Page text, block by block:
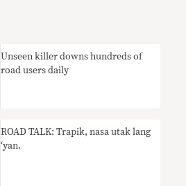
Unseen killer downs hundreds of
road users daily
ROAD TALK: Trapik, nasa utak lang
‘yan.